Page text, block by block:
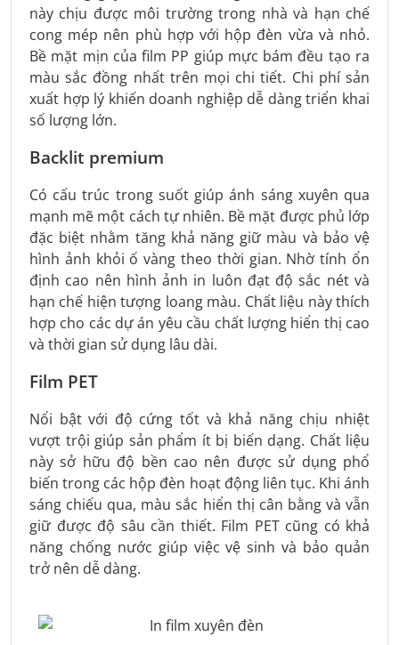
này chịu được môi trường trong nhà và hạn chế
cong mép nên phù hợp với hộp đèn vừa và nhỏ.
Bề mặt mịn của film PP giúp mực bám đều tạo ra
màu sắc đồng nhất trên mọi chi tiết. Chi phí sản
xuất hợp lý khiến doanh nghiệp dễ dàng triển khai
số lượng lớn.
Backlit premium
Có cấu trúc trong suốt giúp ánh sáng xuyên qua
mạnh mẽ một cách tự nhiên. Bề mặt được phủ lớp
đặc biệt nhằm tăng khả năng giữ màu và bảo vệ
hình ảnh khỏi ố vàng theo thời gian. Nhờ tính ổn
định cao nên hình ảnh in luôn đạt độ sắc nét và
hạn chế hiện tượng loang màu. Chất liệu này thích
hợp cho các dự án yêu cầu chất lượng hiển thị cao
và thời gian sử dụng lâu dài.
Film PET
Nổi bật với độ cứng tốt và khả năng chịu nhiệt
vượt trội giúp sản phẩm ít bị biến dạng. Chất liệu
này sở hữu độ bền cao nên được sử dụng phổ
biến trong các hộp đèn hoạt động liên tục. Khi ánh
sáng chiếu qua, màu sắc hiển thị cân bằng và vẫn
giữ được độ sâu cần thiết. Film PET cũng có khả
năng chống nước giúp việc vệ sinh và bảo quản
trở nên dễ dàng.